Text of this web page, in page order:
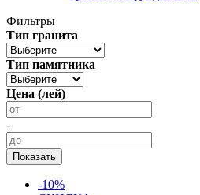
Фильтры
Тип гранита
Тип памятника
Цена (лей)
-
-10%